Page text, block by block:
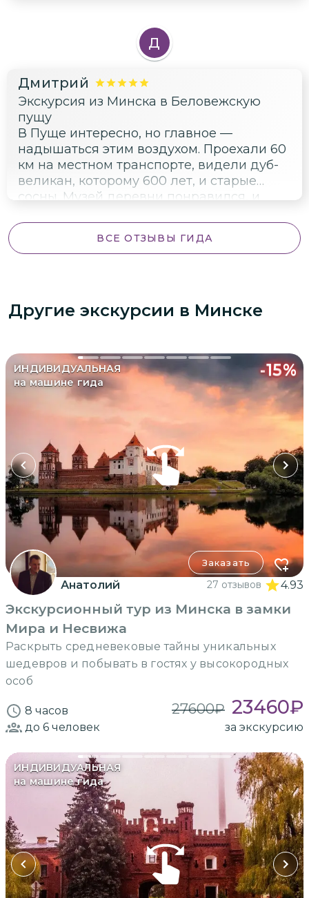
ходят. Каменецкая башня суровая такая,
стоит себе посреди поля уже много
Д
Дмитрий
Экскурсия из Минска в Беловежскую
пущу
В Пуще интересно, но главное —
надышаться этим воздухом. Проехали 60
км на местном транспорте, видели дуб-
великан, которому 600 лет, и старые
сосны. Музей деревни понравился, и
хорошо.
ВСЕ ОТЗЫВЫ ГИДА
Другие экскурсии в Минске
ИНДИВИДУАЛЬНАЯ
на машине гида
-15%
Заказать
Анатолий 27 отзывов 4.93
Экскурсионный тур из Минска в замки
Мира и Несвижа
Раскрыть средневековые тайны уникальных
шедевров и побывать в гостях у высокородных
особ
8 часов 27600₽ 23460₽
до 6 человек за экскурсию
ИНДИВИДУАЛЬНАЯ
на машине гида